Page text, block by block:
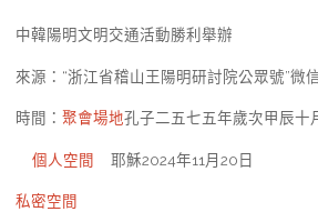
中韓陽明文明交通活動勝利舉辦
來源：“浙江省稽山王陽明研討院公眾號”微
時間： 聚會場地孔子二五七五年歲次甲辰十
個人空間 耶穌2024年11月20日
私密空間